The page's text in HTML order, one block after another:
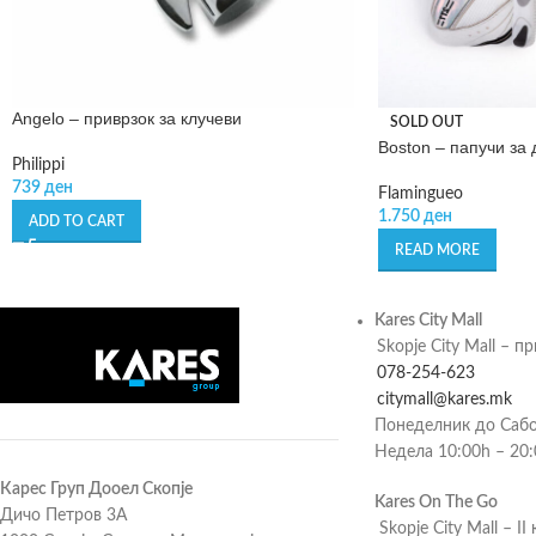
Angelo – приврзок за клучеви
Philippi
739 ден
ADD TO CART
SOLD OUT
Boston – папучи за
Flamingueo
1.750 ден
READ MORE
Карес Груп Дооел Скопје
Дичо Петров 3А
Kares City Mall
Skopje City Mall –
078-254-623
citymall@kares.mk
Понеделник до
Недела 10:00h –
Kares On The Go
Skopje City Mall – II